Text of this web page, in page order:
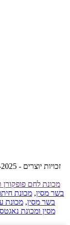
© זכויות יוצרים - 2010-2025: כל הזכויות שמורות.
מכונת לחם פופקורן
בשר מסין, מכונת
בשר מסין, מכונת
מסין ומכונת